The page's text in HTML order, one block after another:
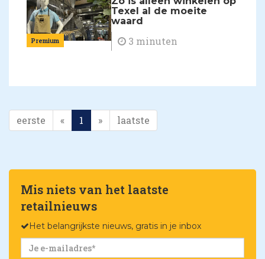
Premium
Texel al de moeite
waard
3 minuten
eerste « 1 » laatste
Mis niets van het laatste
retailnieuws
Het belangrijkste nieuws, gratis in je inbox